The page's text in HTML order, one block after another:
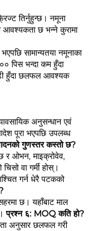
तिर्नुहुन्छ। नमूना
आवश्यकता छ भन्ने कुरामा
सामान्यतया नमूनाका
पिस भन्दा कम हुँदा
हुँदा छलफल आवश्यक
अनुसन्धान एवं
पूरा भएपछि उपलब्ध
गुणस्तर कस्तो छ?
छ र ओभन, माइक्रोवेव,
वा गर्मी होस्।
गर्न धेरै पटकको
छ। यहाँबाट माल
प्रश्न ६: MOQ कति हो?
अनुसार छलफल गरी